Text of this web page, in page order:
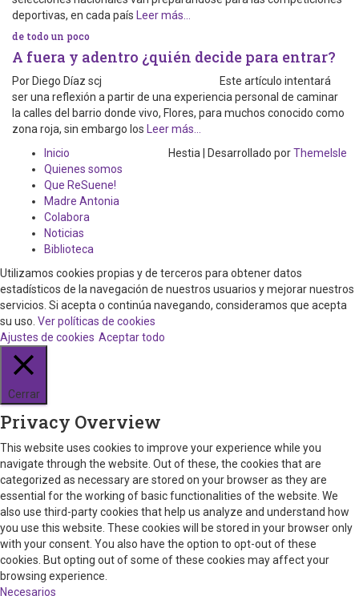
deportivas, en cada país Leer más…
de todo un poco
A fuera y adentro ¿quién decide para entrar?
Por Diego Díaz scj Este artículo intentará
ser una reflexión a partir de una experiencia personal de caminar
la calles del barrio donde vivo, Flores, para muchos conocido como
zona roja, sin embargo los Leer más…
Inicio
Quienes somos
Que ReSuene!
Madre Antonia
Colabora
Noticias
Biblioteca
Hestia | Desarrollado porThemeIsle
Utilizamos cookies propias y de terceros para obtener datos
estadísticos de la navegación de nuestros usuarios y mejorar nuestros
servicios. Si acepta o continúa navegando, consideramos que acepta
su uso. Ver políticas de cookies
Ajustes de cookies Aceptar todo
Cerrar
Privacy Overview
This website uses cookies to improve your experience while you
navigate through the website. Out of these, the cookies that are
categorized as necessary are stored on your browser as they are
essential for the working of basic functionalities of the website. We
also use third-party cookies that help us analyze and understand how
you use this website. These cookies will be stored in your browser only
with your consent. You also have the option to opt-out of these
cookies. But opting out of some of these cookies may affect your
browsing experience.
Necesarios